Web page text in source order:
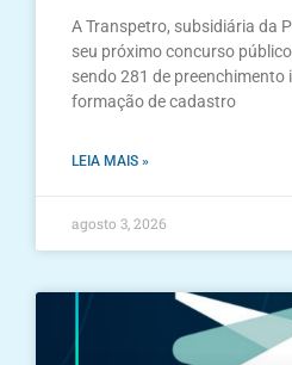
A Transpetro, subsidiária da
seu próximo concurso
sendo 281 de preenchimento
formação de cadastro
LEIA MAIS »
agosto 3, 2026